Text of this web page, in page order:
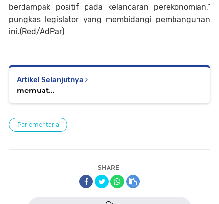
berdampak positif pada kelancaran perekonomian,”
pungkas legislator yang membidangi pembangunan
ini.(Red/AdPar)
Artikel Selanjutnya
memuat...
Parlementaria
SHARE